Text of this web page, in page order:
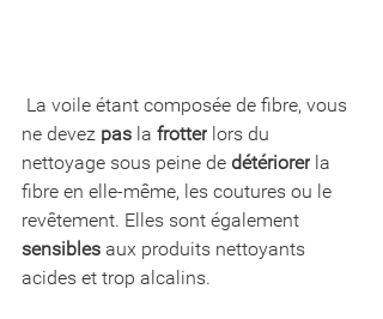
ne devez pas la frotter lors du
nettoyage sous peine de détériorer la
fibre en elle-même, les coutures ou le
revêtement. Elles sont également
sensibles aux produits nettoyants
acides et trop alcalins.